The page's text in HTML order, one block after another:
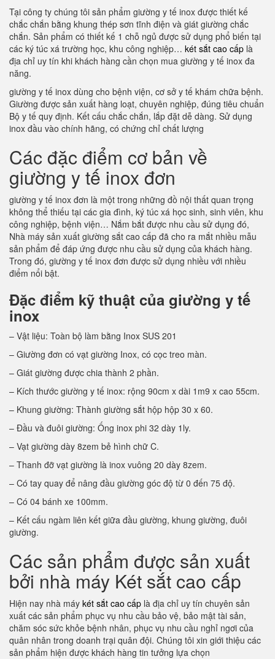
Tại công ty chúng tôi sản phẩm giường y tế inox được thiết kế
chắc chắn bằng khung thép sơn tĩnh điện và giát giường chắc
chắn. Sản phẩm có thiết kế 1 chỗ ngủ được sử dụng phổ biến tại
các ký túc xá trường học, khu công nghiệp… két sắt cao cấp là
địa chỉ uy tín khi khách hàng cần chọn mua giường y tế inox đa
năng.
giường y tế inox dùng cho bệnh viện, cơ sở y tế khám chữa bệnh.
Giường được sản xuất hàng loạt, chuyên nghiệp, đúng tiêu chuẩn
Bộ y tế quy định. Kết cấu chắc chắn, lắp đặt dễ dàng. Sử dụng
inox đầu vào chính hãng, có chứng chỉ chất lượng
Các đặc điểm cơ bản về
giường y tế inox đơn
giường y tế inox đơn là một trong những đồ nội thất quan trọng
không thể thiếu tại các gia đình, ký túc xá học sinh, sinh viên, khu
công nghiệp, bệnh viện… Nắm bắt được nhu cầu sử dụng đó,
Nhà máy sản xuất giường sắt cao cấp đã cho ra mắt nhiều mẫu
sản phẩm để đáp ứng được nhu cầu sử dụng của khách hàng.
Trong đó, giường y tế inox đơn được sử dụng nhiều với nhiều
điểm nổi bật.
Đặc điểm kỹ thuật của giường y tế
inox
– Vật liệu: Toàn bộ làm bằng Inox SUS 201
– Giường đơn có vạt giường Inox, có cọc treo màn.
– Giát giường được chia thành 2 phần.
– Kích thước giường y tế inox: rộng 90cm x dài 1m9 x cao 55cm.
– Khung giường: Thành giường sắt hộp hộp 30 x 60.
– Đầu và đuôi giường: Ống inox phi 32 dày 1ly.
– Vạt giường dày 8zem bẻ hình chữ C.
– Thanh đỡ vạt giường là inox vuông 20 dày 8zem.
– Có tay quay để nâng đầu giường góc độ từ 0 đến 75 độ.
– Có 04 bánh xe 100mm.
– Kết cấu ngàm liên kết giữa đầu giường, khung giường, đuôi
giường.
Các sản phẩm được sản xuất
bởi nhà máy Két sắt cao cấp
Hiện nay nhà máy két sắt cao cấp là địa chỉ uy tín chuyên sản
xuất các sản phẩm phục vụ nhu cầu bảo vệ, bảo mật tài sản,
chăm sóc sức khỏe bệnh nhân, phục vụ nhu cầu nghỉ ngơi của
quân nhân trong doanh trại quân đội. Chúng tôi xin giới thiệu các
sản phẩm hiện được khách hàng tin tưởng lựa chọn